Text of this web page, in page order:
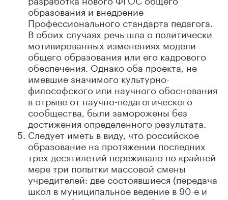
образования и внедрение
Профессионального стандарта педагога.
В обоих случаях речь шла о политически
мотивированных изменениях модели
общего образования или его кадрового
обеспечения. Однако оба проекта, не
имевшие значимого культурно-
философского или научного обоснования
в отрыве от научно-педагогического
сообщества, были заморожены без
достижения определенного результата.
Следует иметь в виду, что российское
образование на протяжении последних
трех десятилетий переживало по крайней
мере три попытки массовой смены
учредителей: две состоявшиеся (передача
школ в муниципальное ведение в 90-е и